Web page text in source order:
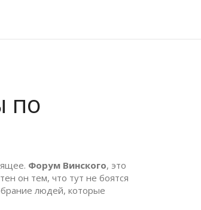
по
Форум Винского, это
он тем, что тут не боятся
людей, которые